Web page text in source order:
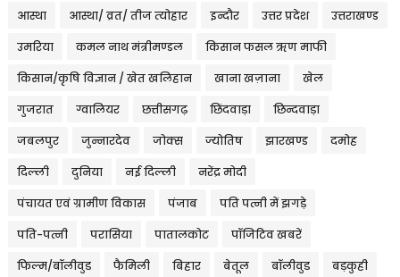
आस्था आस्था/ व्रत/ तीज त्‍योहार इन्दौर उत्तर प्रदेश उत्तराखण्ड
उमरिया कमल नाथ मंत्रीमण्डल किसान फसल ऋण माफी
किसान/कृषि विज्ञान / खेत खलिहान खाना खज़ाना खेल
गुजरात ग्वालियर छत्तीसगढ़ छिंदवाड़ा छिन्दवाड़ा
जबलपुर जुन्नारदेव जोक्स ज्योतिष झारखण्ड दमोह
दिल्ली दुनिया नई दिल्ली नरेंद्र मोदी
पंचायत एवं ग्रामीण विकास पंजाब पति पत्नी में झगड़े
पति-पत्नी परासिया पातालकोट पॉजिटिव खबरें
फिल्म/बॉलीवुड फैमिली बिहार बेतूल बॉलीवुड बड़कुही